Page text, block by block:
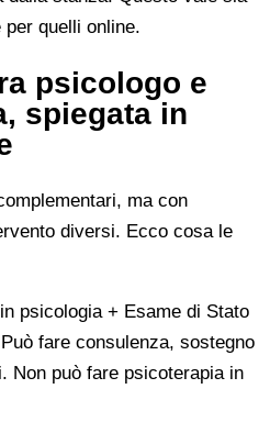
quelli online.
psicologo e
spiegata in
ma con
diversi. Ecco cosa le
psicologia + Esame di Stato
fare consulenza, sostegno
Non può fare psicoterapia in